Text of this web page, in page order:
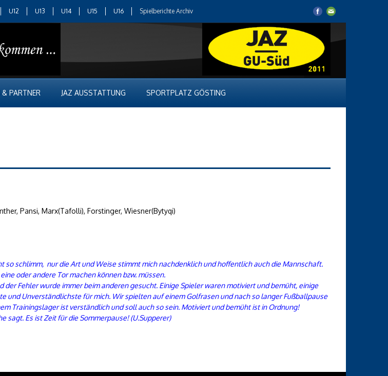
U12 U13 U14 U15 U16 Spielberichte Archiv
PARTNER JAZ AUSSTATTUNG SPORTPLATZ GÖSTING
Pansi, Marx(Tafolli), Forstinger, Wiesner(Bytyqi)
schlimm, nur die Art und Weise stimmt mich nachdenklich und hoffentlich auch die Mannschaft.
oder andere Tor machen können bzw. müssen.
Fehler wurde immer beim anderen gesucht. Einige Spieler waren motiviert und bemüht, einige
und Unverständlichste für mich. Wir spielten auf einem Golfrasen und nach so langer Fußballpause
Trainingslager ist verständlich und soll auch so sein. Motiviert und bemüht ist in Ordnung!
sagt. Es ist Zeit für die Sommerpause! (U.Supperer)